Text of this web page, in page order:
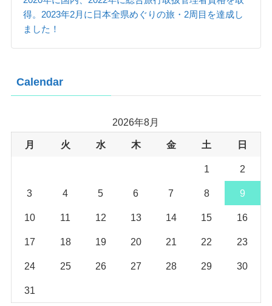
得。2023年2月に日本全県めぐりの旅・2周目を達成し
ました！
Calendar
2026年8月
月 火 水 木 金 土 日
1 2
3 4 5 6 7 8 9
10 11 12 13 14 15 16
17 18 19 20 21 22 23
24 25 26 27 28 29 30
31